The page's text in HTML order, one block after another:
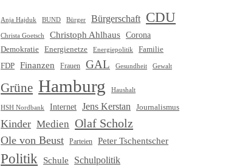
Anja Hajduk BUND Bürger Bürgerschaft CDU
Christa Goetsch Christoph Ahlhaus
Corona
Demokratie
Energienetze Energiepolitik
Familie
FDP
Finanzen Frauen GAL Gesundheit Gewalt
Grüne Hamburg Haushalt
HSH Nordbank Internet Jens Kerstan Journalismus
Kinder Medien Olaf Scholz
Ole von Beust Parteien Peter Tschentscher
Politik Schule Schulpolitik